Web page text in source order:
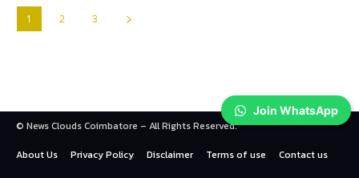
1 2 3
© News Clouds Coimbatore – All Rights Reserved.
About Us
Privacy Policy Disclaimer Terms of use Contact us
Join WhatsApp